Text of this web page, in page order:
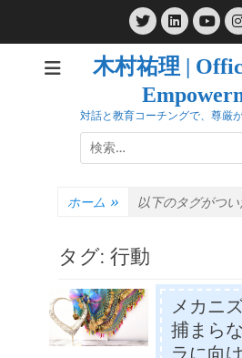
Twitter
木村祐理 |
対話と教育コーチングで、尊厳
検
索:
ホーム » 以下のタグがつ
タグ: 行動
メカニ
捕まら
ラに向